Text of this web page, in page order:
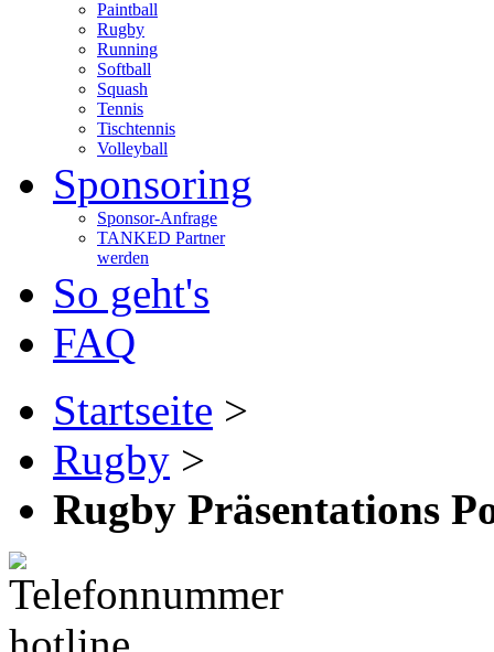
Paintball
Rugby
Running
Softball
Squash
Tennis
Tischtennis
Volleyball
Sponsoring
Sponsor-Anfrage
TANKED Partner
werden
So geht's
FAQ
Startseite >
Rugby >
Rugby Präsentations